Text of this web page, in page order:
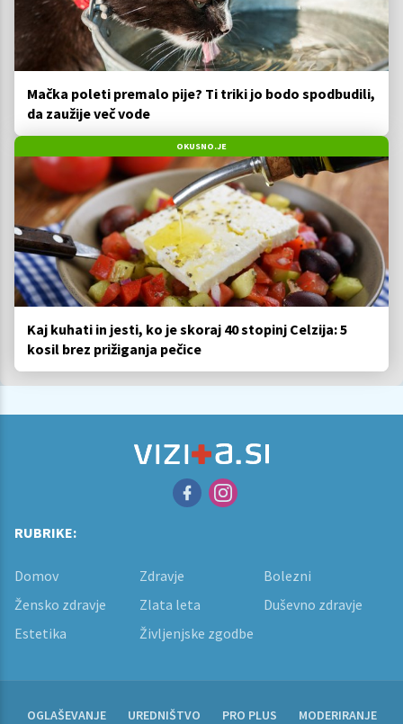
Mačka poleti premalo pije? Ti triki jo bodo spodbudili,
da zaužije več vode
OKUSNO.JE
Kaj kuhati in jesti, ko je skoraj 40 stopinj Celzija: 5
kosil brez prižiganja pečice
RUBRIKE:
Domov Zdravje
Bolezni
Žensko zdravje
Zlata leta
Duševno zdravje
Estetika
Življenjske zgodbe
OGLAŠEVANJE UREDNIŠTVO PRO PLUS MODERIRANJE